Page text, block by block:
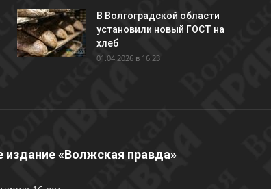
В Волгоградской области
установили новый ГОСТ на
хлеб
01.04.2026 в 16:23
издание «Волжская правда»